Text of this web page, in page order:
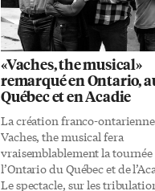
«Vaches, the musical»
remarqué en Ontario,
Québec et en Acadie
La création franco-ontarienne
Vaches, the musical fera
vraisemblablement la tournée
l’Ontario du Québec et de
Le spectacle, sur les